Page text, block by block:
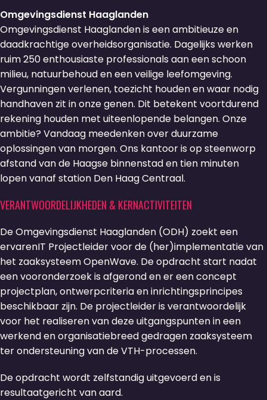
Omgevingsdienst Haaglanden
Omgevingsdienst Haaglanden is een ambitieuze en
daadkrachtige overheidsorganisatie. Dagelijks werken
ruim 250 enthousiaste professionals aan een schoon
milieu, natuurbehoud en een veilige leefomgeving.
Vergunningen verlenen, toezicht houden en waar nodig
handhaven zit in onze genen. Dit betekent voortdurend
rekening houden met uiteenlopende belangen. Onze
ambitie? Vandaag meedenken over duurzame
oplossingen van morgen. Ons kantoor is op steenworp
afstand van de Haagse binnenstad en tien minuten
lopen vanaf station Den Haag Centraal.
VERANTWOORDELIJKHEDEN & KERNACTIVITEITEN
De Omgevingsdienst Haaglanden (ODH) zoekt een
ervarenIT Projectleider voor de (her)implementatie van
het zaaksysteem OpenWave. De opdracht start nadat
een vooronderzoek is afgerond en er een concept
projectplan, ontwerpcriteria en inrichtingsprincipes
beschikbaar zijn. De projectleider is verantwoordelijk
voor het realiseren van deze uitgangspunten in een
werkend en organisatiebreed gedragen zaaksysteem
ter ondersteuning van de VTH-processen.
De opdracht wordt zelfstandig uitgevoerd en is
resultaatgericht van aard.